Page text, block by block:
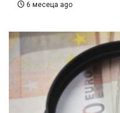
6 месеца ago